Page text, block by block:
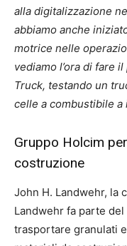
alla digitalizzazione
abbiamo anche
motrice nelle
vediamo l’ora di fare
Truck, testando un
celle a combustibile a
Gruppo Holcim
costruzione
John H. Landwehr, la
Landwehr fa parte
trasportare granulati